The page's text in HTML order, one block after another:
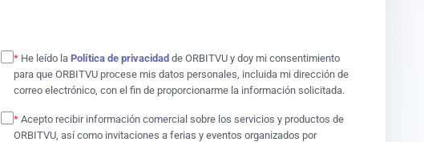
* He leído la Política de privacidad de ORBITVU y doy mi consentimiento
para que ORBITVU procese mis datos personales, incluida mi dirección de
correo electrónico, con el fin de proporcionarme la información solicitada.
* Acepto recibir información comercial sobre los servicios y productos de
ORBITVU, así como invitaciones a ferias y eventos organizados por